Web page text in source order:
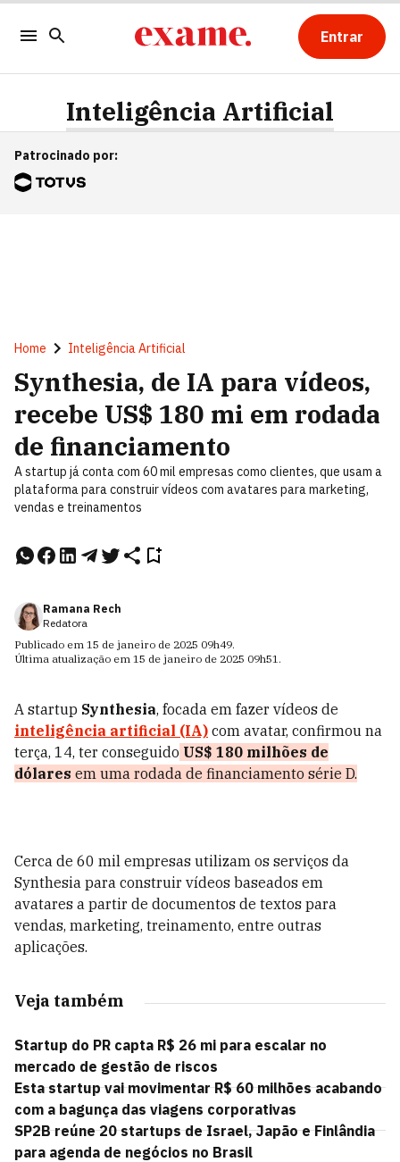
Entrar
Inteligência Artificial
Patrocinado por:
Home Inteligência Artificial
Synthesia, de IA para vídeos,
recebe US$ 180 mi em rodada
de financiamento
A startup já conta com 60 mil empresas como clientes, que usam a
plataforma para construir vídeos com avatares para marketing,
vendas e treinamentos
Ramana Rech
Redatora
Publicado em 15 de janeiro de 2025 09h49.
Última atualização em 15 de janeiro de 2025 09h51.
A startup Synthesia, focada em fazer vídeos de
inteligência artificial (IA) com avatar, confirmou na
terça, 14, ter conseguido US$ 180 milhões de
dólares em uma rodada de financiamento série D.
Cerca de 60 mil empresas utilizam os serviços da
Synthesia para construir vídeos baseados em
avatares a partir de documentos de textos para
vendas, marketing, treinamento, entre outras
aplicações.
Veja também
Startup do PR capta R$ 26 mi para escalar no
mercado de gestão de riscos
Esta startup vai movimentar R$ 60 milhões acabando
com a bagunça das viagens corporativas
SP2B reúne 20 startups de Israel, Japão e Finlândia
para agenda de negócios no Brasil